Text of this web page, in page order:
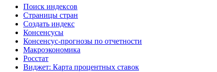
Поиск индексов
Страницы стран
Создать индекс
Консенсусы
Консенсус-прогнозы по отчетности
Макроэкономика
Росстат
Виджет: Карта процентных ставок